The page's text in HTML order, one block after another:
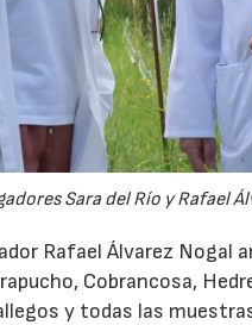
Sara del Río y Rafael
Rafael Álvarez Nogal
Cobrancosa,
y todas las